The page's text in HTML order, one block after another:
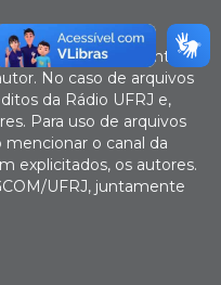
é livre mediante
No caso de arquivos
da Rádio UFRJ e,
Para uso de arquivos
mencionar o canal da
explicitados, os autores.
UFRJ, juntamente